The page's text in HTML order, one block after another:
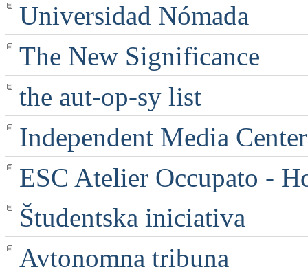
Universidad Nómada
The New Significance
the aut-op-sy list
Independent Media
ESC Atelier Occupato -
Študentska iniciativa
Avtonomna tribuna